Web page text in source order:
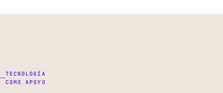
TECNOLOGÍA
COMO APOYO